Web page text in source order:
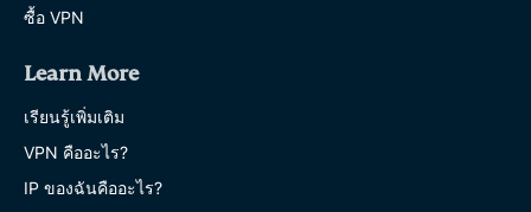
ซื้อ VPN
Learn More
เรียนรู้เพิ่มเติม
VPN คืออะไร?
IP ของฉันคืออะไร?